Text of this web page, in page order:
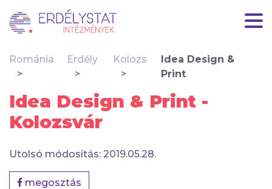
Románia Erdély Kolozs
Idea Design &
Print
Idea Design & Print -
Kolozsvár
Utolsó módosítás: 2019.05.28.
megosztás